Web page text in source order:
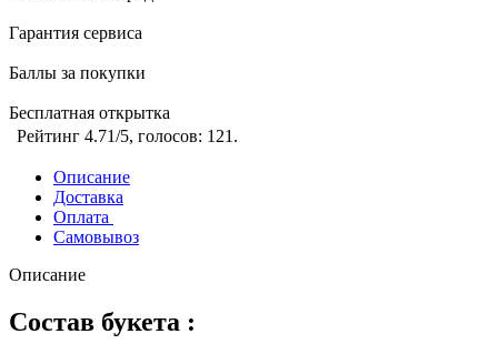
Гарантия сервиса
Баллы за покупки
Бесплатная открытка
Рейтинг 4.71/5, голосов: 121 .
Описание
Доставка
Оплата
Самовывоз
Описание
Состав букета :